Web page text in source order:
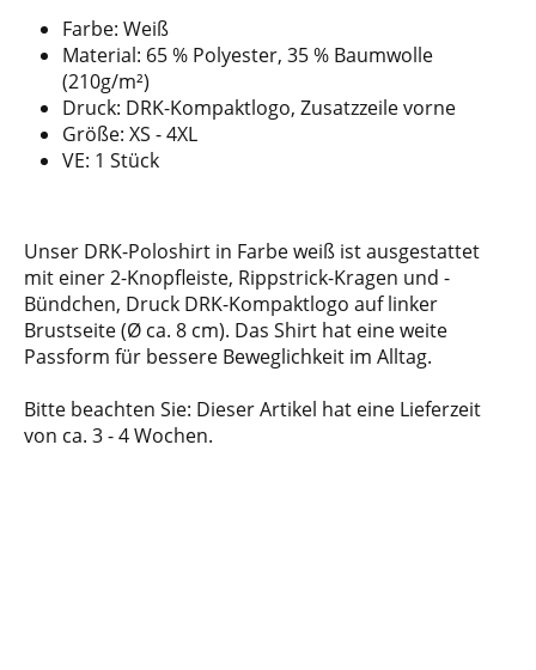
Farbe: Weiß
Material: 65 % Polyester, 35 % Baumwolle
(210g/m²)
Druck: DRK-Kompaktlogo, Zusatzzeile vorne
Größe: XS - 4XL
VE: 1 Stück
Unser DRK-Poloshirt in Farbe weiß ist ausgestattet
mit einer 2-Knopfleiste, Rippstrick-Kragen und -
Bündchen, Druck DRK-Kompaktlogo auf linker
Brustseite (Ø ca. 8 cm). Das Shirt hat eine weite
Passform für bessere Beweglichkeit im Alltag.
Bitte beachten Sie: Dieser Artikel hat eine Lieferzeit
von ca. 3 - 4 Wochen.